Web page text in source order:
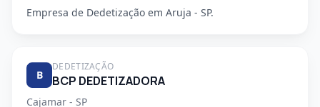
Empresa de Dedetização em Aruja - SP.
B
DEDETIZAÇÃO
BCP DEDETIZADORA
Cajamar - SP